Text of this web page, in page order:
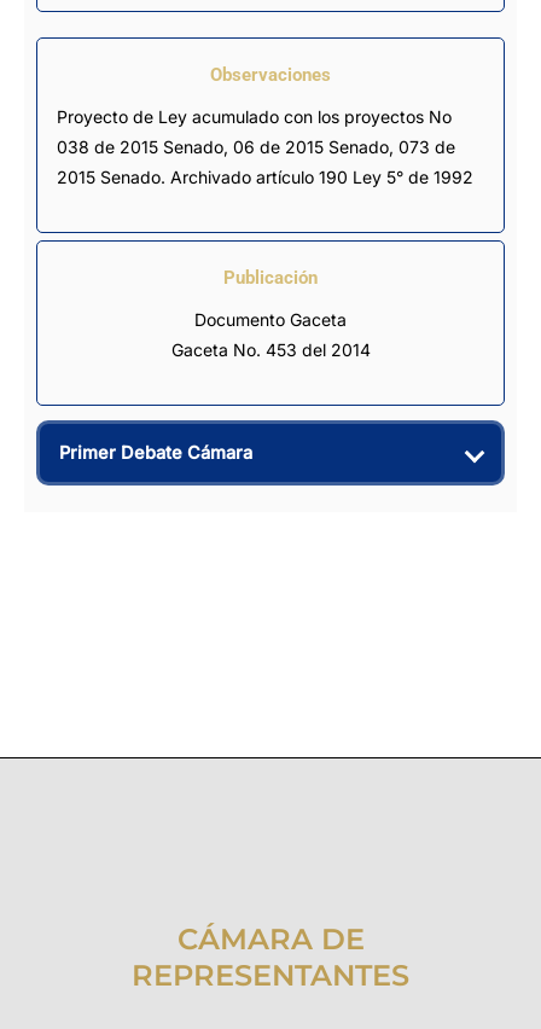
Observaciones
Proyecto de Ley acumulado con los proyectos No
038 de 2015 Senado, 06 de 2015 Senado, 073 de
2015 Senado. Archivado artículo 190 Ley 5° de 1992
Publicación
Documento Gaceta
Gaceta No. 453 del 2014
Primer Debate Cámara
CÁMARA DE
REPRESENTANTES